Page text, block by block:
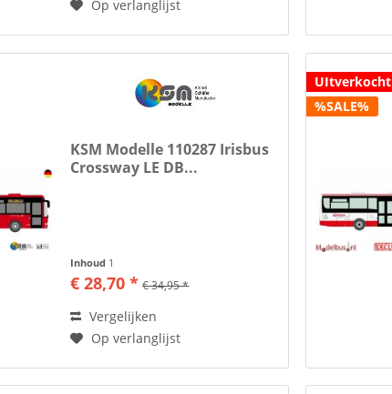
Op verlanglijst
KSM Modelle 110287 Irisbus
Crossway LE DB...
Inhoud 1
€ 28,70 * € 34,95 *
Vergelijken
Op verlanglijst
UItverkocht
%SALE%